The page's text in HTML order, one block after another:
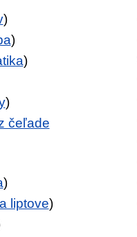
)
)
)
)
čeľade
)
liptove)